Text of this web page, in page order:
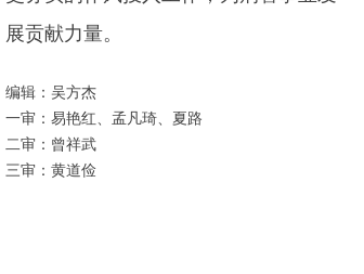
展贡献力量。
编辑：吴方杰
一审：易艳红、孟凡琦、夏路
二审：曾祥武
三审：黄道俭